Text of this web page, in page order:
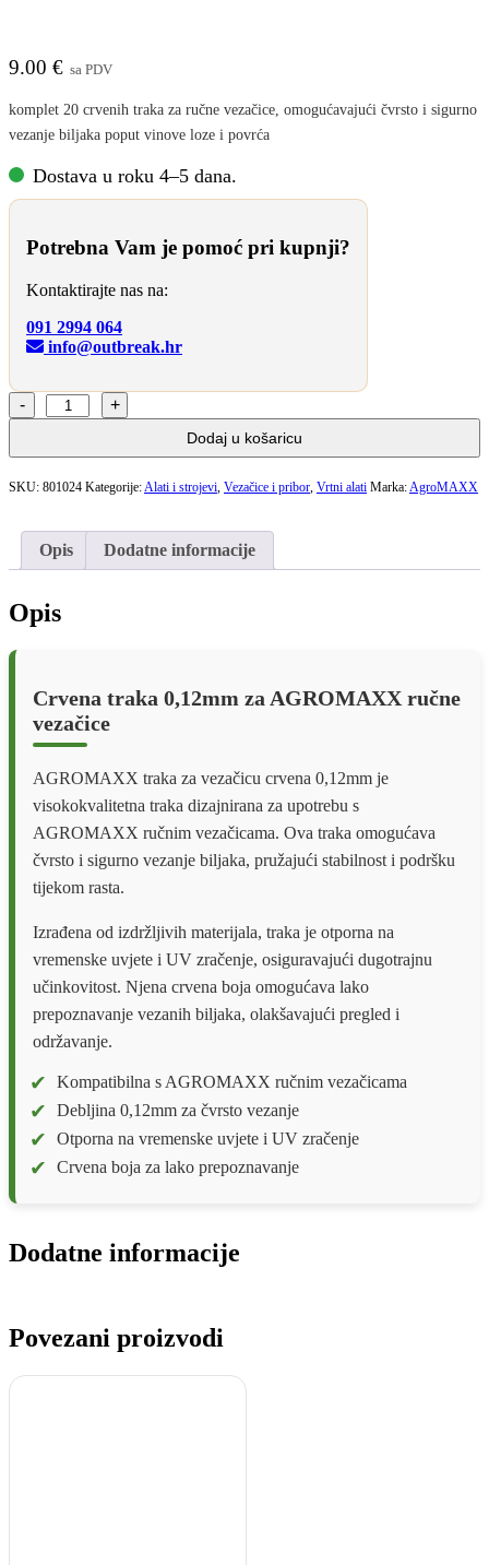
9.00 € sa PDV
komplet 20 crvenih traka za ručne vezačice, omogućavajući čvrsto i sigurno
vezanje biljaka poput vinove loze i povrća
Dostava u roku 4–5 dana.
Potrebna Vam je pomoć pri kupnji?
Kontaktirajte nas na:
091 2994 064
info@outbreak.hr
AGROMAXX
TRAKA
VEZAČICU
CRVENA
količina
Dodaj u košaricu
SKU: 801024 Kategorije:Alati i strojevi, Vezačice i pribor, Vrtni alati Marka:AgroMAXX
Opis Dodatne informacije
Opis
Crvena traka 0,12mm za AGROMAXX ručne
vezačice
AGROMAXX traka za vezačicu crvena 0,12mm je
visokokvalitetna traka dizajnirana za upotrebu s
AGROMAXX ručnim vezačicama. Ova traka omogućava
čvrsto i sigurno vezanje biljaka, pružajući stabilnost i podršku
tijekom rasta.
Izrađena od izdržljivih materijala, traka je otporna na
vremenske uvjete i UV zračenje, osiguravajući dugotrajnu
učinkovitost. Njena crvena boja omogućava lako
prepoznavanje vezanih biljaka, olakšavajući pregled i
održavanje.
Kompatibilna s AGROMAXX ručnim vezačicama
Debljina 0,12mm za čvrsto vezanje
Otporna na vremenske uvjete i UV zračenje
Crvena boja za lako prepoznavanje
Dodatne informacije
Povezani proizvodi